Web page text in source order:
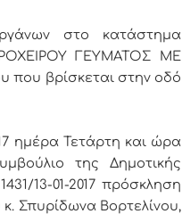
στο κατάστημα
ΓΕΥΜΑΤΟΣ ΜΕ
βρίσκεται στην οδό
ημέρα Τετάρτη και ώρα
της Δημοτικής
13-01-2017 πρόσκληση
Σπυρίδωνα Βορτελίνου,